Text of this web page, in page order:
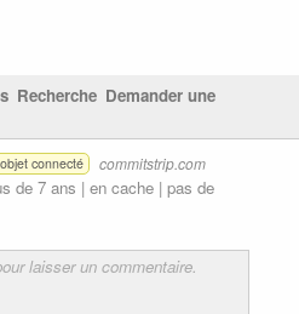
Recherche Demander une
objet connecté commitstrip.com
de 7 ans | en cache | pas de